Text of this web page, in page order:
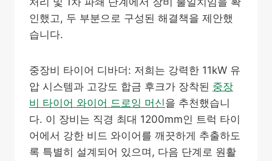
인했고, 두 부분으로 구성된 해결책을 제안했
습니다.
중장비 타이어 디바더: 저희는 강력한 11kW 유
압 시스템과 고강도 합금 후크가 장착된 중장
비 타이어 와이어 드로잉 머신을 추천했습니
다. 이 장비는 직경 최대 1200mm인 트럭 타이
어에서 강한 비드 와이어를 깨끗하게 추출하도
록 특별히 설계되어 있으며, 다음 단계로 원활